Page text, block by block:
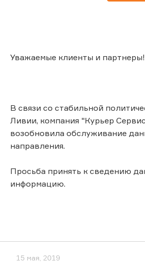
Уважаемые клиенты и партнеры!
В связи со стабильной
Ливии, компания "Курьер
возобновила обслуживание
направления.
Просьба принять к сведению
информацию.
15 мая, 2019